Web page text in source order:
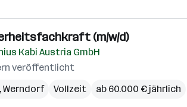
(m/w/d)
Kabi Austria GmbH
veröffentlicht
,Werndorf Vollzeit ab 60.000 € jährlich